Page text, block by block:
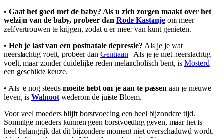
• Gaat het goed met de baby? Als u zich zorgen maakt over het
welzijn van de baby, probeer dan Rode Kastanje om meer
zelfvertrouwen te krijgen, zodat u er meer van kunt genieten.
• Heb je last van een postnatale depressie? Als je je wat
neerslachtig voelt, probeer dan Gentiaan . Als je je niet neerslachtig
voelt, maar zonder duidelijke reden melancholisch bent, is Mosterd
een geschikte keuze.
• Als je nog steeds moeite hebt om je aan te passen aan je nieuwe
leven, is Walnoot wederom de juiste Bloem.
Voor veel moeders blijft borstvoeding een heel bijzondere tijd.
Sommige moeders kunnen geen borstvoeding geven, maar het is
heel belangrijk dat dit bijzondere moment niet overschaduwd wordt.